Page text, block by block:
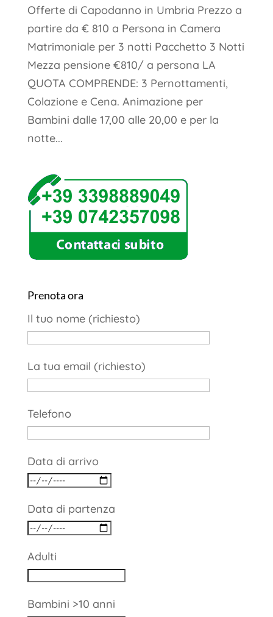
Offerte di Capodanno in Umbria Prezzo a
partire da € 810 a Persona in Camera
Matrimoniale per 3 notti Pacchetto 3 Notti
Mezza pensione €810/ a persona LA
QUOTA COMPRENDE: 3 Pernottamenti,
Colazione e Cena. Animazione per
Bambini dalle 17,00 alle 20,00 e per la
notte...
Prenota ora
Il tuo nome (richiesto)
La tua email (richiesto)
Telefono
Data di arrivo
Data di partenza
Adulti
Bambini >10 anni